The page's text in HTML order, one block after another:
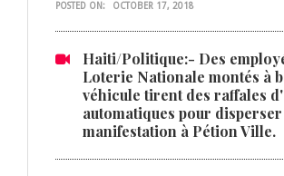
POSTED ON: OCTOBER 17, 2018
Haiti/Politique:- Des
Loterie Nationale montés à
véhicule tirent des raffales
automatiques pour
manifestation à Pétion Ville.